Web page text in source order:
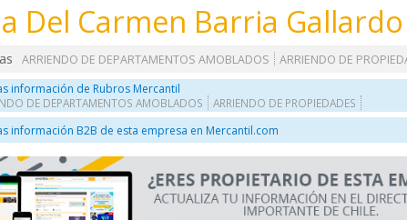
Del Carmen Barria Gallardo
ARRIENDO DE DEPARTAMENTOS AMOBLADOS
ARRIENDO DE
información de Rubros Mercantil
DE DEPARTAMENTOS AMOBLADOS ARRIENDO DE PROPIEDADES
información B2B de esta empresa en Mercantil.com